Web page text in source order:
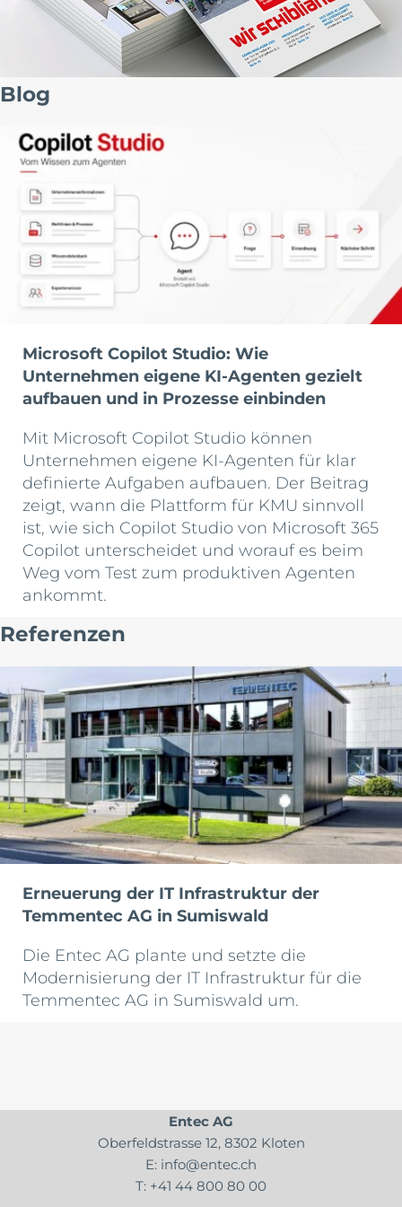
Blog
Microsoft Copilot Studio: Wie
Unternehmen eigene KI-Agenten gezielt
aufbauen und in Prozesse einbinden
Mit Microsoft Copilot Studio können
Unternehmen eigene KI-Agenten für klar
definierte Aufgaben aufbauen. Der Beitrag
zeigt, wann die Plattform für KMU sinnvoll
ist, wie sich Copilot Studio von Microsoft 365
Copilot unterscheidet und worauf es beim
Weg vom Test zum produktiven Agenten
ankommt.
Referenzen
Erneuerung der IT Infrastruktur der
Temmentec AG in Sumiswald
Die Entec AG plante und setzte die
Modernisierung der IT Infrastruktur für die
Temmentec AG in Sumiswald um.
Entec AG
Oberfeldstrasse 12, 8302 Kloten
E: info@entec.ch
T: +41 44 800 80 00